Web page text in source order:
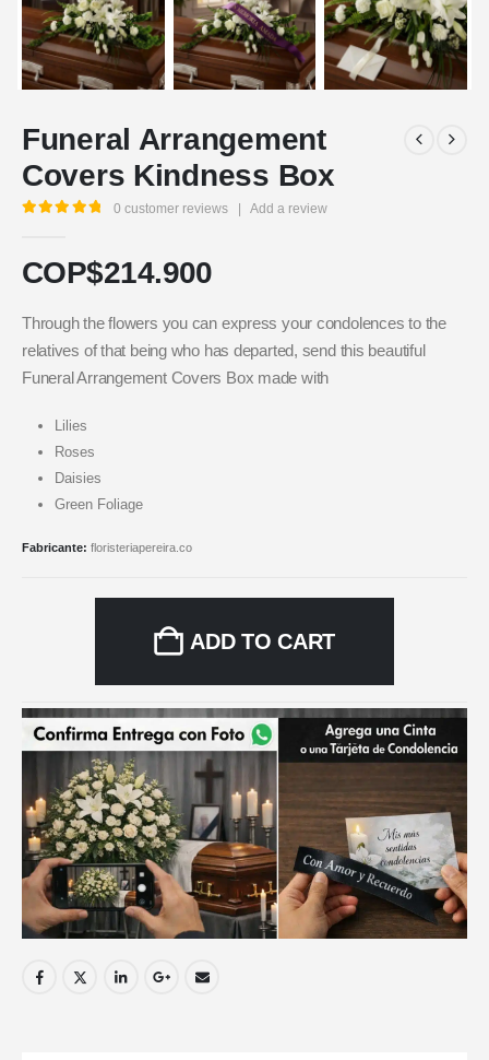
Funeral Arrangement
Covers Kindness Box
0 customer reviews Add a review
COP$214.900
Through the flowers you can express your condolences to the
relatives of that being who has departed, send this beautiful
Funeral Arrangement Covers Box made with
Lilies
Roses
Daisies
Green Foliage
Fabricante: floristeriapereira.co
ADD TO CART